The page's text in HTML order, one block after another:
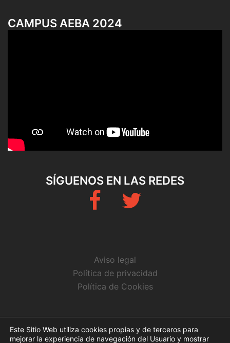
CAMPUS AEBA 2024
SÍGUENOS EN LAS REDES
Fb Twitter
Aviso legal
Política de privacidad
Política de Cookies
CONTACTO
Este Sitio Web utiliza cookies propias y de terceros para
mejorar la experiencia de navegación del Usuario y mostrar